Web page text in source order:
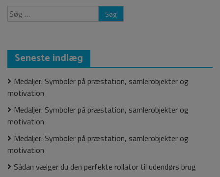
til
Søg
efter:
Seneste indlæg
Medaljer: Symboler på præstation, samlerobjekter og
motivation
Medaljer: Symboler på præstation, samlerobjekter og
motivation
Medaljer: Symboler på præstation, samlerobjekter og
motivation
Sådan vælger du den perfekte rollator til udendørs brug